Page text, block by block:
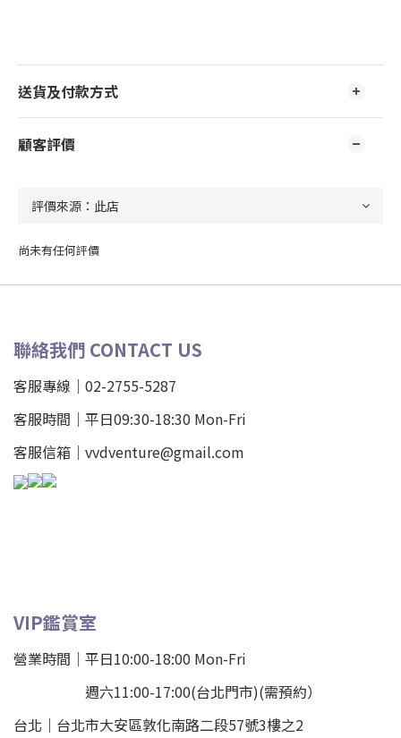
送貨及付款方式
顧客評價
尚未有任何評價
聯絡我們 CONTACT US
客服專線｜02-2755-5287
客服時間｜平日09:30-18:30 Mon-Fri
客服信箱｜vvdventure@gmail.com
VIP鑑賞室
營業時間｜平日10:00-18:00 Mon-Fri
週六11:00-17:00(台北門市)(需預約）
台北 ｜ 台北市大安區敦化南路二段57號3樓之2